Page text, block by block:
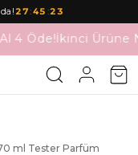
27:45 :23
4 Öde!İkinci Ürüne
ml Tester Parfüm